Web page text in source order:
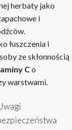
herbaty jako
i
łuszczenia i
ze skłonnością
Co
warstwami.